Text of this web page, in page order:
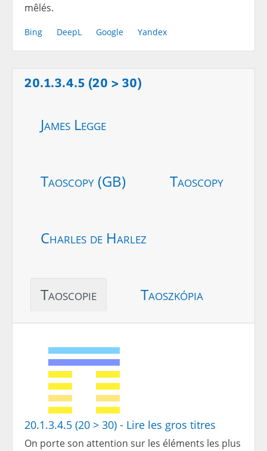
mêlés.
Bing DeepL Google Yandex
20.1.3.4.5 (20 > 30)
James Legge
Taoscopy (GB) Taoscopy
Charles de Harlez
Taoscopie Taoszkópia
20.1.3.4.5 (20 > 30) - Lire les gros titres
On porte son attention sur les éléments les plus